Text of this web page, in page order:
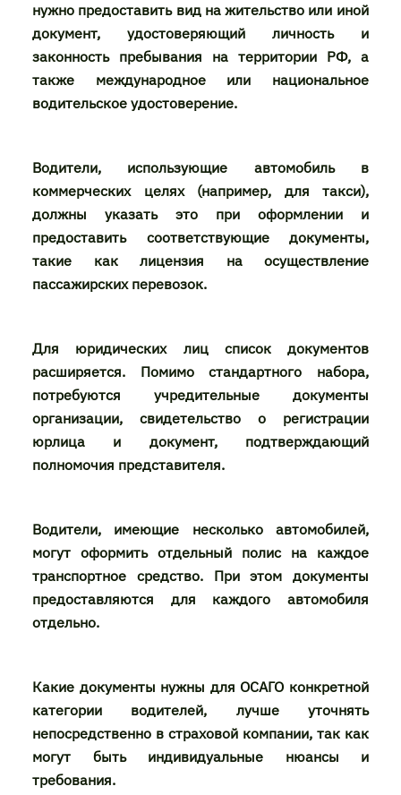
нужно предоставить вид на жительство или иной
документ, удостоверяющий личность и
законность пребывания на территории РФ, а
также международное или национальное
водительское удостоверение.
Водители, использующие автомобиль в
коммерческих целях (например, для такси),
должны указать это при оформлении и
предоставить соответствующие документы,
такие как лицензия на осуществление
пассажирских перевозок.
Для юридических лиц список документов
расширяется. Помимо стандартного набора,
потребуются учредительные документы
организации, свидетельство о регистрации
юрлица и документ, подтверждающий
полномочия представителя.
Водители, имеющие несколько автомобилей,
могут оформить отдельный полис на каждое
транспортное средство. При этом документы
предоставляются для каждого автомобиля
отдельно.
Какие документы нужны для ОСАГО конкретной
категории водителей, лучше уточнять
непосредственно в страховой компании, так как
могут быть индивидуальные нюансы и
требования.